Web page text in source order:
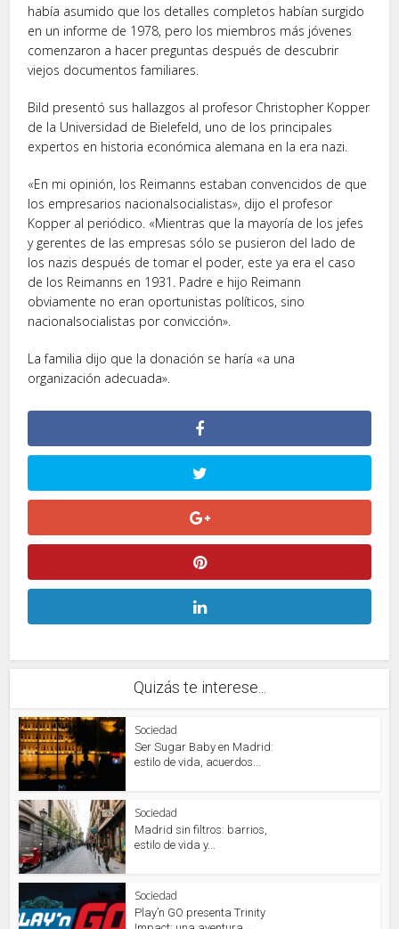
había asumido que los detalles completos habían surgido
en un informe de 1978, pero los miembros más jóvenes
comenzaron a hacer preguntas después de descubrir
viejos documentos familiares.
Bild presentó sus hallazgos al profesor Christopher Kopper
de la Universidad de Bielefeld, uno de los principales
expertos en historia económica alemana en la era nazi.
«En mi opinión, los Reimanns estaban convencidos de que
los empresarios nacionalsocialistas», dijo el profesor
Kopper al periódico. «Mientras que la mayoría de los jefes
y gerentes de las empresas sólo se pusieron del lado de
los nazis después de tomar el poder, este ya era el caso
de los Reimanns en 1931. Padre e hijo Reimann
obviamente no eran oportunistas políticos, sino
nacionalsocialistas por convicción».
La familia dijo que la donación se haría «a una
organización adecuada».
Quizás te interese...
Sociedad
Ser Sugar Baby en Madrid:
estilo de vida, acuerdos...
Sociedad
Madrid sin filtros: barrios,
estilo de vida y...
Sociedad
Play’n GO presenta Trinity